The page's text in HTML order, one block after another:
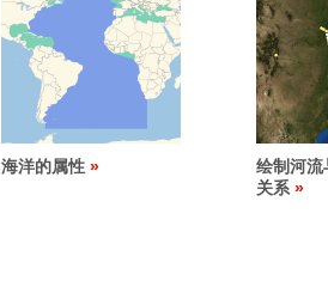
海洋的属性
绘制河流
关系